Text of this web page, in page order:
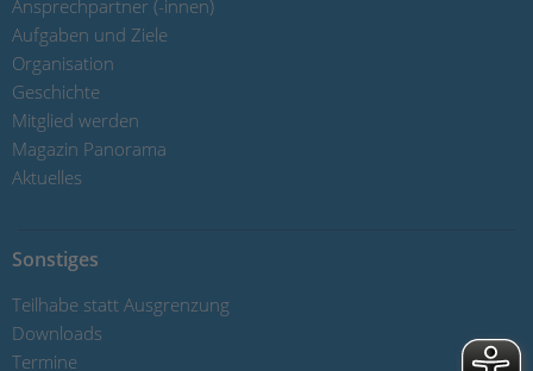
Ansprechpartner (-innen)
Aufgaben und Ziele
Organisation
Geschichte
Mitglied werden
Magazin Panorama
Aktuelles
Sonstiges
Teilhabe statt Ausgrenzung
Downloads
Termine